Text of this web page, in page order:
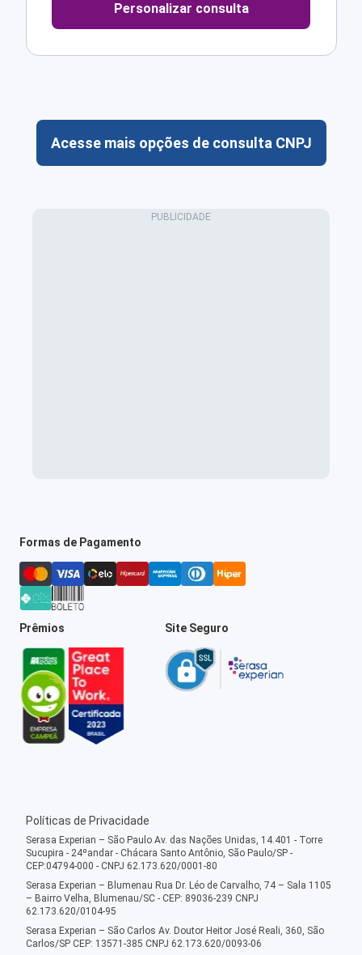
Personalizar consulta
Acesse mais opções de consulta CNPJ
Formas de Pagamento
Prêmios Site Seguro
Políticas de Privacidade
Serasa Experian – São Paulo Av. das Nações Unidas, 14.401 - Torre
Sucupira - 24ºandar - Chácara Santo Antônio, São Paulo/SP -
CEP:04794-000 - CNPJ 62.173.620/0001-80
Serasa Experian – Blumenau Rua Dr. Léo de Carvalho, 74 – Sala 1105
– Bairro Velha, Blumenau/SC - CEP: 89036-239 CNPJ
62.173.620/0104-95
Serasa Experian – São Carlos Av. Doutor Heitor José Reali, 360, São
Carlos/SP CEP: 13571-385 CNPJ 62.173.620/0093-06